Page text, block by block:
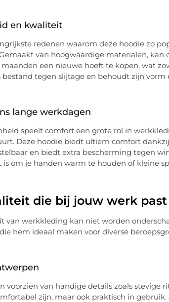
en kwaliteit
redenen waarom deze hoodie zo
van hoogwaardige materialen, kan
een nieuwe hoeft te kopen, wat
bestand tegen slijtage en behoudt zijn vorm
lange werkdagen
speelt comfort een grote rol in
Deze hoodie biedt ultiem comfort
en biedt extra bescherming tegen
is om je handen warm te houden of kleine
die bij jouw werk past
van werkkleding kan niet worden
hem ideaal maken voor diverse
voorzien van handige details zoals stevige
zijn, maar ook praktisch in